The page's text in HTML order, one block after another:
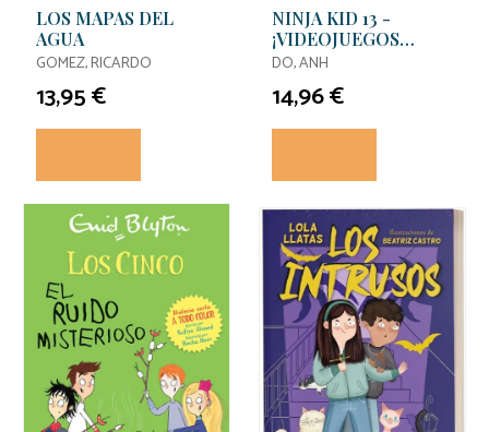
LOS MAPAS DEL
AGUA
GOMEZ, RICARDO
13,95 €
NINJA KID 13 -
¡VIDEOJUEGOS
NINJA!
DO, ANH
14,96 €